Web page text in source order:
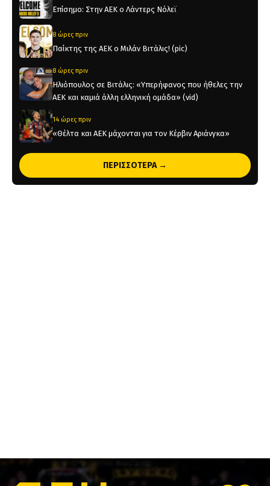
Επίσημο: Στην ΑΕΚ ο Λάντερς Νόλεϊ
8 ώρες πριν
Παίκτης της ΑΕΚ ο Μιλάν Βιτάλις! (pic)
8 ώρες πριν
Ηλιόπουλος σε Βιτάλις: «Υπερήφανος που ήθελες την
ΑΕΚ και καμιά άλλη ελληνική ομάδα» (vid)
14 ώρες πριν
«Θέλτα και ΑΕΚ μάχονται για τον Κέρβιν Αριάνγκα»
14 ώρες πριν
Όλη η Κρήτη «Κιτρινόμαυρη» : Ολοταχώς για sold out
ΠΕΡΙΣΣΟΤΕΡΑ →